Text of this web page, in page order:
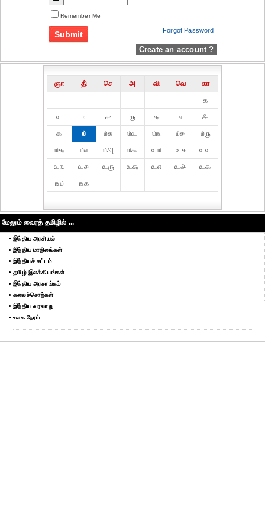
Remember Me
Forgot Password
Create an account ?
ஞா தி் செ அ வி வெ
கா
௧
௨
௩ ௪ ௫ ௬ ௭
௮
௯
௰ ௰௧ ௰௨ ௰௩ ௰௪
௰௫
௰௬
௰௭ ௰௮ ௰௯ ௨௰ ௨௧
௨௨
௨௩
௨௪ ௨௫ ௨௬ ௨௭ ௨௮
௨௯
௩௰
௩௧
மேலும் வைரத் தமிழில் ...
• இந்திய அரசியல்
• இந்திய மாநிலங்கள்
• இந்தியச் சட்டம்
• தமிழ் இலக்கியங்கள்
• இந்திய அரசாங்கம்
• கலைச்சொற்கள்
• இந்திய வரலாறு
• உலக நேரம்